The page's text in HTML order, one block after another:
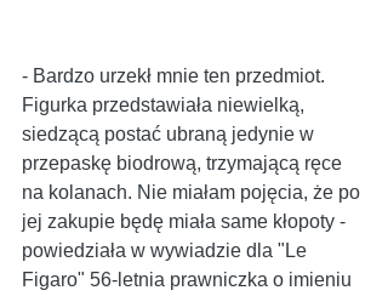
- Bardzo urzekł mnie ten przedmiot.
Figurka przedstawiała niewielką,
siedzącą postać ubraną jedynie w
przepaskę biodrową, trzymającą ręce
na kolanach. Nie miałam pojęcia, że ​​po
jej zakupie będę miała same kłopoty -
powiedziała w wywiadzie dla "Le
Figaro" 56-letnia prawniczka o imieniu